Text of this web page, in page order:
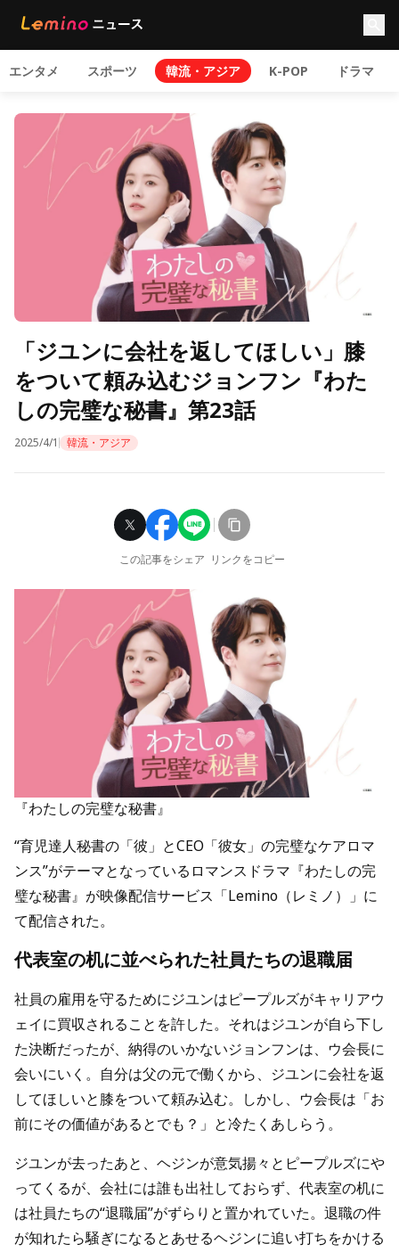
エンタメ スポーツ 韓流・アジア K-POP ドラマ
「ジユンに会社を返してほしい」膝
をついて頼み込むジョンフン『わた
しの完璧な秘書』第23話
2025/4/1 韓流・アジア
この記事をシェア リンクをコピー
『わたしの完璧な秘書』
“育児達人秘書の「彼」とCEO「彼女」の完璧なケアロマ
ンス”がテーマとなっているロマンスドラマ『わたしの完
璧な秘書』が映像配信サービス「Lemino（レミノ）」に
て配信された。
代表室の机に並べられた社員たちの退職届
社員の雇用を守るためにジユンはピープルズがキャリアウ
ェイに買収されることを許した。それはジユンが自ら下し
た決断だったが、納得のいかないジョンフンは、ウ会長に
会いにいく。自分は父の元で働くから、ジユンに会社を返
してほしいと膝をついて頼み込む。しかし、ウ会長は「お
前にその価値があるとでも？」と冷たくあしらう。
ジユンが去ったあと、ヘジンが意気揚々とピープルズにや
ってくるが、会社には誰も出社しておらず、代表室の机に
は社員たちの“退職届”がずらりと置かれていた。退職の件
が知れたら騒ぎになるとあせるヘジンに追い打ちをかける